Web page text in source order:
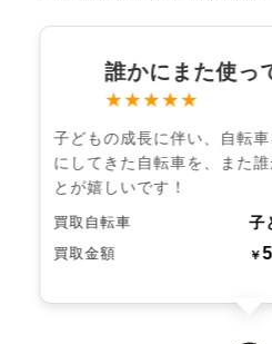
誰かにまた使っ
★★★★★
子どもの成長に伴い、自転
にしてきた自転車を、また
とが嬉しいです！
買取自転車 子
買取金額 ￥